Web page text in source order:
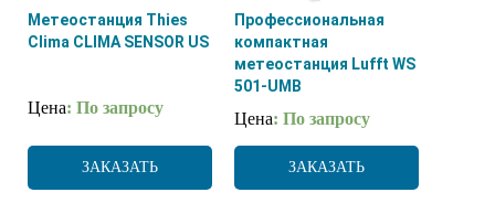
Метеостанция Thies
Clima CLIMA SENSOR US
Цена: По запросу
ЗАКАЗАТЬ
Профессиональная
компактная
метеостанция Lufft WS
501-UMB
Цена: По запросу
ЗАКАЗАТЬ